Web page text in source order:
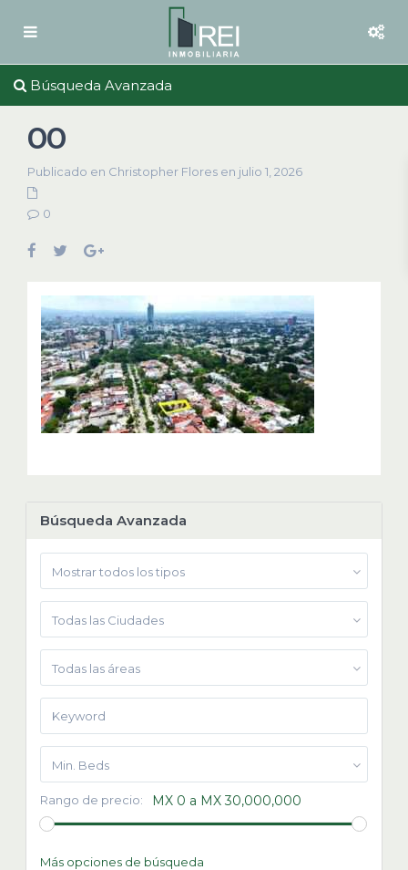
Búsqueda Avanzada
00
Publicado en Christopher Flores en julio 1, 2026
0
Búsqueda Avanzada
Mostrar todos los tipos
Todas las Ciudades
Todas las áreas
Min. Beds
Rango de precio: MX 0 a MX 30,000,000
Más opciones de búsqueda